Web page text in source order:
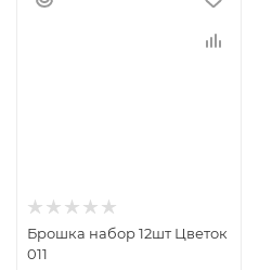
Брошка набор 12шт Цветок
011